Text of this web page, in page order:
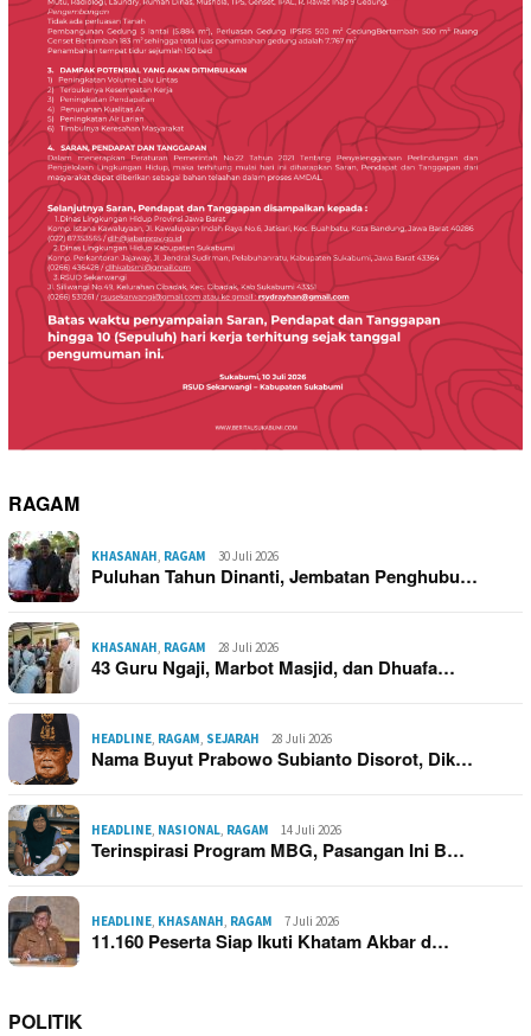
RAGAM
KHASANAH, RAGAM 30 Juli 2026
Puluhan Tahun Dinanti, Jembatan Penghubu…
KHASANAH, RAGAM 28 Juli 2026
43 Guru Ngaji, Marbot Masjid, dan Dhuafa…
HEADLINE, RAGAM, SEJARAH 28 Juli 2026
Nama Buyut Prabowo Subianto Disorot, Dik…
HEADLINE, NASIONAL, RAGAM 14 Juli 2026
Terinspirasi Program MBG, Pasangan Ini B…
HEADLINE, KHASANAH, RAGAM 7 Juli 2026
11.160 Peserta Siap Ikuti Khatam Akbar d…
POLITIK